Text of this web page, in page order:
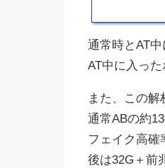
通常時とAT
AT中に入っ
また、この
通常ABの約
フェイク高確
後は32G＋前